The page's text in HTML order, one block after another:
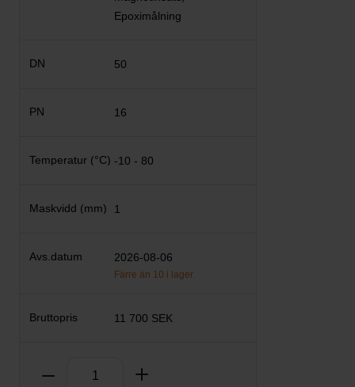
Epoximålning
50
16
-10 - 80
1
2026-08-06
Färre än 10 i lager
11 700 SEK
Ta bort